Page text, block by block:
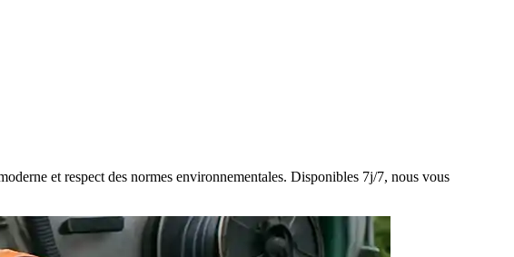
et respect des normes environnementales. Disponibles 7j/7, nous vous